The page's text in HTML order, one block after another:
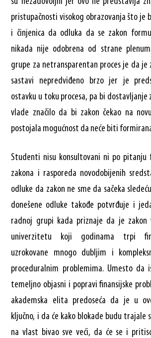
pristupačnosti visokog obrazovanja što je
i činjenica da odluka da se zakon
nikada nije odobrena od strane
grupe za netransparentan proces je da je
sastavi nepredviđeno brzo jer je
ostavku u toku procesa, pa bi dostavljanje
vlade značilo da bi zakon čekao na
postojala mogućnost da neće biti
Studenti nisu konsultovani ni po pitanju
zakona i rasporeda novodobijenih
odluke da zakon ne sme da sačeka
donešene odluke takođe potvrđuje i
radnoj grupi kada priznaje da je zakon
univerzitetu koji godinama trpi
uzrokovane mnogo dubljim i
proceduralnim problemima. Umesto da
temeljno objasni i popravi finansijske
akademska elita predoseća da je u
ključno, i da će kako blokade budu trajale
na vlast bivao sve veći, da će se i